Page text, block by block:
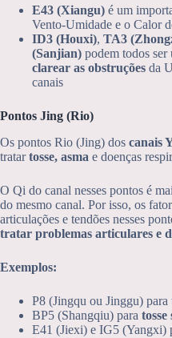
E43 (Xiangu) é um
Vento-Umidade e o Calor
ID3 (Houxi), TA3
(Sanjian) podem todos ser
clarear as obstruções da
canais
Pontos Jing (Rio)
Os pontos Rio (Jing) dos canais
tratartosse, asma e doenças
O Qi do canal nesses pontos é
do mesmo canal. Por isso, os
articulações e tendões nesses
tratar problemas articulares e
Exemplos:
P8 (Jingqu ou Jinggu) para
BP5 (Shangqiu) para tosse
E41 (Jiexi) e IG5 (Yangxi)